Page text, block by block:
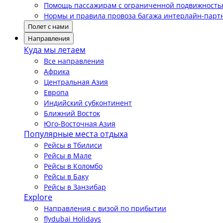
Помощь пассажирам с ограниченной
Нормы и правила провоза багажа интерлайн-
Полет с нами
Направления
Куда мы летаем
Все направления
Африка
Центральная Азия
Европа
Индийский субконтинент
Ближний Восток
Юго-Восточная Азия
Популярные места отдыха
Рейсы в Тбилиси
Рейсы в Мале
Рейсы в Коломбо
Рейсы в Баку
Рейсы в Занзибар
Explore
Направления с визой по прибытии
flydubai Holidays